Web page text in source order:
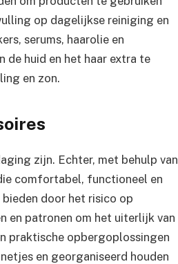
op dagelijkse reiniging en
serums, haarolie en
huid en het haar extra te
en zon.
zijn. Echter, met behulp van
comfortabel, functioneel en
door het risico op
en patronen om het uiterlijk van
praktische opbergoplossingen
en georganiseerd houden